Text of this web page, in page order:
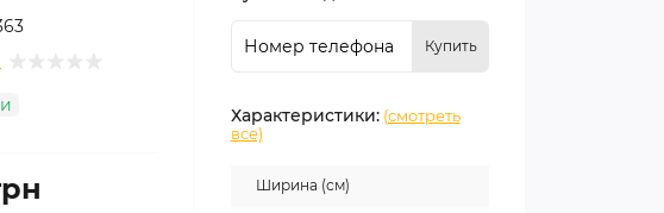
Купить
Характеристики: (смотреть
все)
Ширина (см)